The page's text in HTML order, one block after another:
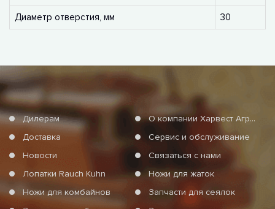
Диаметр отверстия, мм 30
Дилерам
О компании Харвест Агро Груп
Доставка
Сервис и обслуживание
Новости
Связаться с нами
Лопатки Rauch Kuhn
Ножи для жаток
Ножи для комбайнов
Запчасти для сеялок